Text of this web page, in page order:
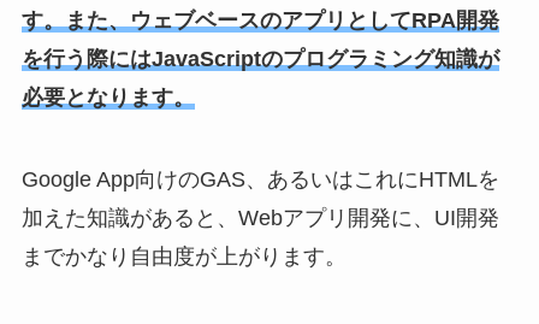
す。また、ウェブベースのアプリとしてRPA開発
を行う際にはJavaScriptのプログラミング知識が
必要となります。
Google App向けのGAS、あるいはこれにHTMLを
加えた知識があると、Webアプリ開発に、UI開発
までかなり自由度が上がります。